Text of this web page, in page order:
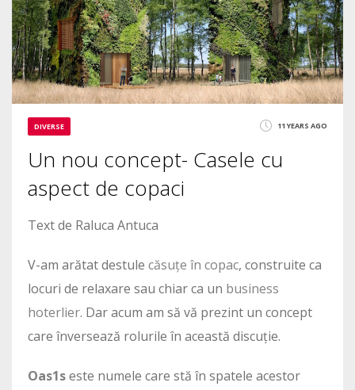
DIVERSE 11 YEARS AGO
Un nou concept- Casele cu
aspect de copaci
Text de Raluca Antuca
V-am arătat destule căsuțe în copac, construite ca
locuri de relaxare sau chiar ca un business
hoterlier. Dar acum am să vă prezint un concept
care înversează rolurile în această discuție.
Oas1seste numele care stă în spatele acestor